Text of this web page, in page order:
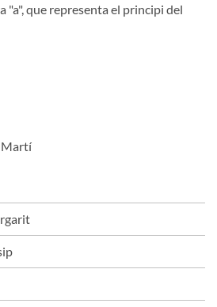
"a", que representa el principi del
Martí